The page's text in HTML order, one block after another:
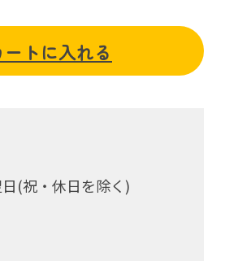
ートに入れる
(祝・休日を除く)